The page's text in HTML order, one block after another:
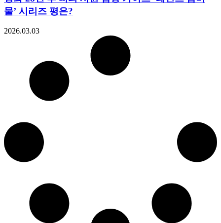
물’ 시리즈 평은?
2026.03.03